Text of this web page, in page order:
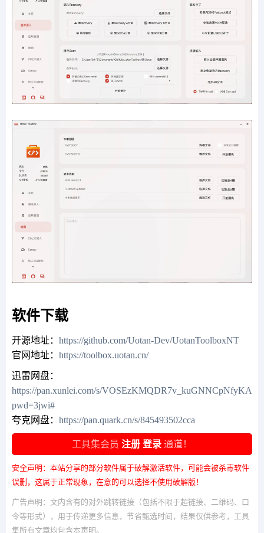
软件下载
开源地址： https://github.com/Uotan-Dev/UotanToolboxNT
官网地址： https://toolbox.uotan.cn/
迅雷网盘：
https://pan.xunlei.com/s/VOSEzKMQDR7v_kuGNNCpNfyKA1?
pwd=3jwi#
夸克网盘： https://pan.quark.cn/s/845493502cca
工具集会员 注册 登录 通道！
安全声明：本站分享的部分软件属于破解激活软件，可能会被杀毒软件
误删，这属于正常现象，在意的可以选择不使用破解版！
广告声明：文内含有的对外跳转链接（包括不限于超链接、二维码、口
令等形式），用于传递更多信息，节省甄选时间，结果仅供参考，工具
集所有文章均包含本声明。